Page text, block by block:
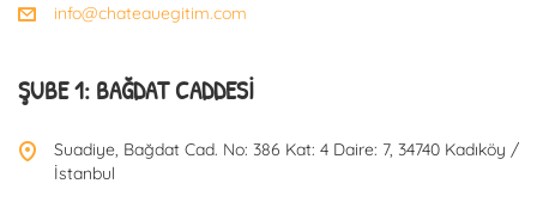
info@chateauegitim.com
ŞUBE 1: BAĞDAT CADDESI
Suadiye, Bağdat Cad. No: 386 Kat: 4 Daire: 7, 34740 Kadıköy /
İstanbul